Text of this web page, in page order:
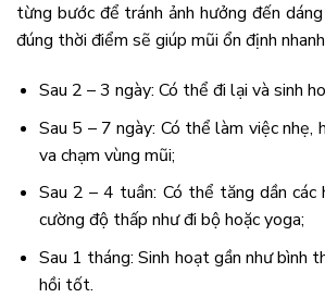
từng bước để tránh ảnh hưởng đến
đúng thời điểm sẽ giúp mũi ổn định
Sau 2 – 3 ngày: Có thể đi lại và sinh
Sau 5 – 7 ngày: Có thể làm việc nhẹ,
va chạm vùng mũi;
Sau 2 – 4 tuần: Có thể tăng dần
cường độ thấp như đi bộ hoặc yoga;
Sau 1 tháng: Sinh hoạt gần như bình
hồi tốt.